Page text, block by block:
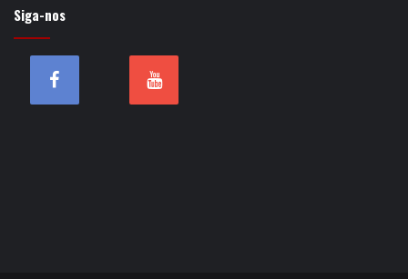
Siga-nos